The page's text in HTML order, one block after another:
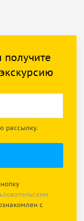
получите
рассылку.
с